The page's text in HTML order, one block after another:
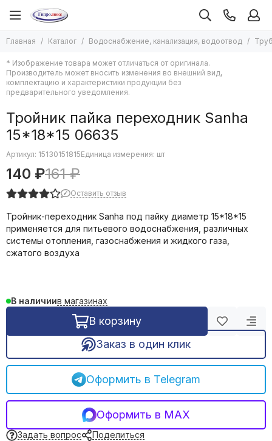
Водоснабжение, канализация, водоотвод
Водонагреватели
Насосы
Автоматика систем водоснабжения
Системы защиты от протечек
Средства монтажа водоснабжения
Кабель греющий в водопровод
Канализация и водоотведение
Гибкие подводки
Смесители воды
Гидропневмобаки
Люки сантехнические
Трубы, фитинги и арматура
Трубы, фитинги и арматура
Аксиальные трубы и фитинги
Гофрированные трубы и фитинги
Металлопластиковые трубы и фитинги (Метапол)
Полипропиленовые трубы и фитинги
Системы трубопроводов из нержавеющей стали
Стальные трубы и фитинги к ним
Трубы и фитинги ПНД
Запорная арматура
Резьбовые фитинги
Редукторы, манометры, термометры
Теплоизоляция для труб
Фильтры грубой очистки
Емкости, баки
Главная Каталог Водоснабжение, канализация, водоотвод
* Изображение товара может отличаться от оригинала.
Производитель может вносить изменения во внешний вид,
комплектацию и характеристики продукции без
предварительного уведомления.
Тройник пайка переходник Sanha
15*18*15 06635
Артикул: 15130151815Единица измерения: шт
140 ₽161 ₽
Оставить отзыв
Тройник-переходник Sanha под пайку диаметр 15*18*15
применяется для питьевого водоснабжения, различных
системы отопления, газоснабжения и жидкого газа,
сжатого воздуха
В наличии в магазинах
В корзину
Оформить в Telegram
Оформить в MAX
Заказ в один клик
Задать вопрос Поделиться